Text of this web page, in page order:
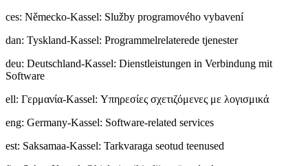
ces: Německo-Kassel: Služby programového vybavení
dan: Tyskland-Kassel: Programmelrelaterede tjenester
deu: Deutschland-Kassel: Dienstleistungen in Verbindung mit
Software
ell: Γερμανία-Kassel: Υπηρεσίες σχετιζόμενες με λογισμικά
eng: Germany-Kassel: Software-related services
est: Saksamaa-Kassel: Tarkvaraga seotud teenused